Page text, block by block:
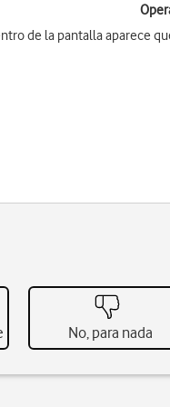
de la pantalla aparece
No, para nada